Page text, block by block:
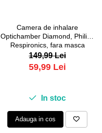
Camera de inhalare
Optichamber Diamond, Philips
Respironics, fara masca
149,99 Lei
59,99 Lei
In stoc
Adauga in cos